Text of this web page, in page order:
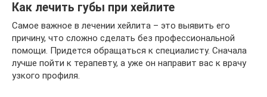
Как лечить губы при хейлите
Самое важное в лечении хейлита – это выявить его
причину, что сложно сделать без профессиональной
помощи. Придется обращаться к специалисту. Сначала
лучше пойти к терапевту, а уже он направит вас к врачу
узкого профиля.